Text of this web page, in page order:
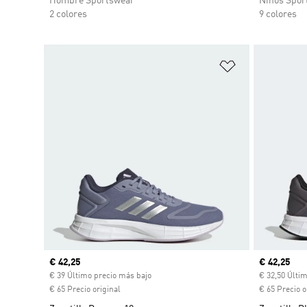
2 colores
9 colores
Precio actual
€ 42,25
€ 39 Último precio más bajo
€ 65 Precio original
Precio
€ 42,25
€ 32,50
€ 65 Precio